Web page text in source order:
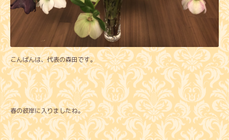
こんばんは、代表の森田です。
春の彼岸に入りましたね。